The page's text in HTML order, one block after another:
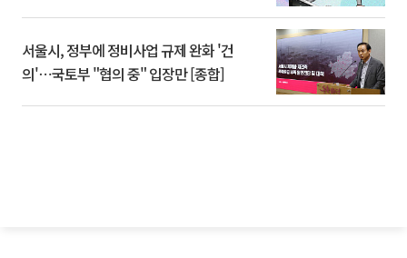
서울시, 정부에 정비사업 규제 완화 '건
의'⋯국토부 "협의 중" 입장만 [종합]